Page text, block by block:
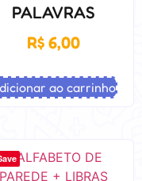
PALAVRAS
R$6,00
ao carrinho